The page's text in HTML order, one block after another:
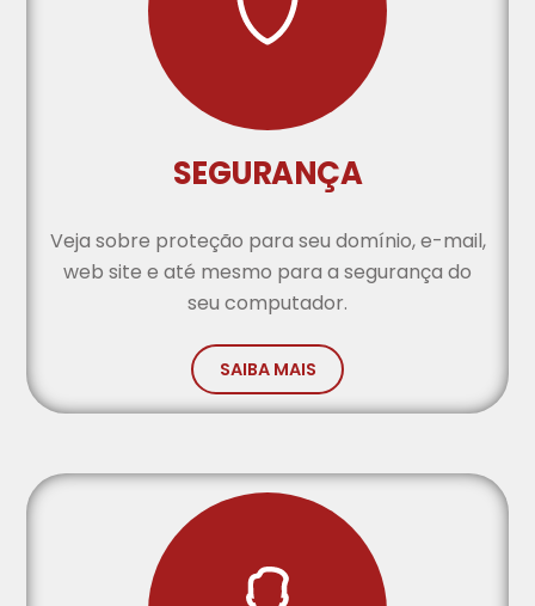
SEGURANÇA
Veja sobre proteção para seu domínio, e-mail,
web site e até mesmo para a segurança do
seu computador.
SAIBA MAIS